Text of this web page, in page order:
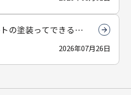
の塗装ってできる
2026年07月26日